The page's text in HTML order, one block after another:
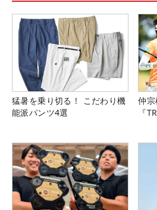
猛暑を乗り切る！ こだわり機
能派パンツ4選
仲
『